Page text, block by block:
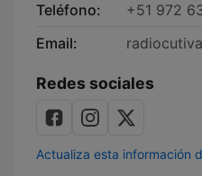
Teléfono:
+51 972
Email:
Redes sociales
Actualiza esta información